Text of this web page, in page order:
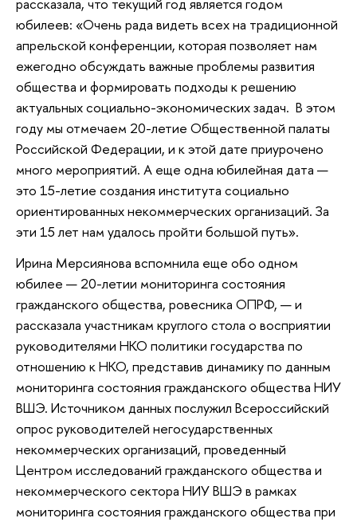
юбилеев: «Очень рада видеть всех на традиционной
апрельской конференции, которая позволяет нам
ежегодно обсуждать важные проблемы развития
общества и формировать подходы к решению
актуальных социально-экономических задач. В этом
году мы отмечаем 20-летие Общественной палаты
Российской Федерации, и к этой дате приурочено
много мероприятий. А еще одна юбилейная дата —
это 15-летие создания института социально
ориентированных некоммерческих организаций. За
эти 15 лет нам удалось пройти большой путь».
Ирина Мерсиянова вспомнила еще обо одном
юбилее — 20-летии мониторинга состояния
гражданского общества, ровесника ОПРФ, — и
рассказала участникам круглого стола о восприятии
руководителями НКО политики государства по
отношению к НКО, представив динамику по данным
мониторинга состояния гражданского общества НИУ
ВШЭ. Источником данных послужил Всероссийский
опрос руководителей негосударственных
некоммерческих организаций, проведенный
Центром исследований гражданского общества и
некоммерческого сектора НИУ ВШЭ в рамках
мониторинга состояния гражданского общества при